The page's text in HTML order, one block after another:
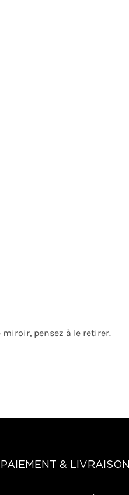
pensez à le retirer.
PAIEMENT & LIVRAISON